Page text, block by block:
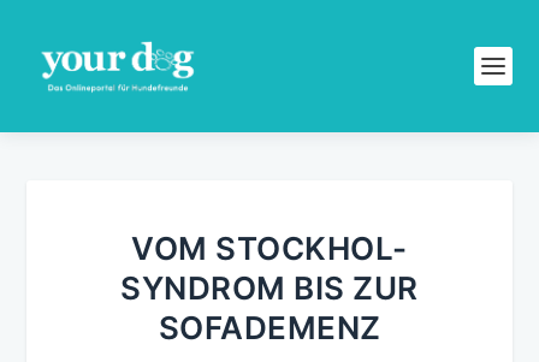
VOM STOCKHOL-
SYNDROM BIS ZUR
SOFADEMENZ